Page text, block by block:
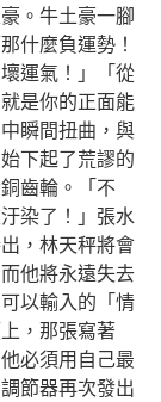
。牛土豪一腳
什麼負運勢！
運氣！」「從
是你的正面能
瞬間扭曲，與
下起了荒謬的
齒輪。「不
染了！」張水
，林天秤將會
他將永遠失去
以輸入的「情
，那張寫著
必須用自己最
節器再次發出